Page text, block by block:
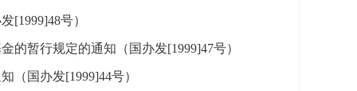
[1999]48号）
的暂行规定的通知（国办发[1999]47号）
（国办发[1999]44号）